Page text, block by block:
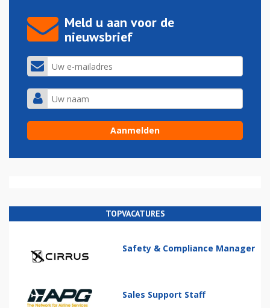
Meld u aan voor de
nieuwsbrief
TOPVACATURES
Safety & Compliance Manager
Sales Support Staff